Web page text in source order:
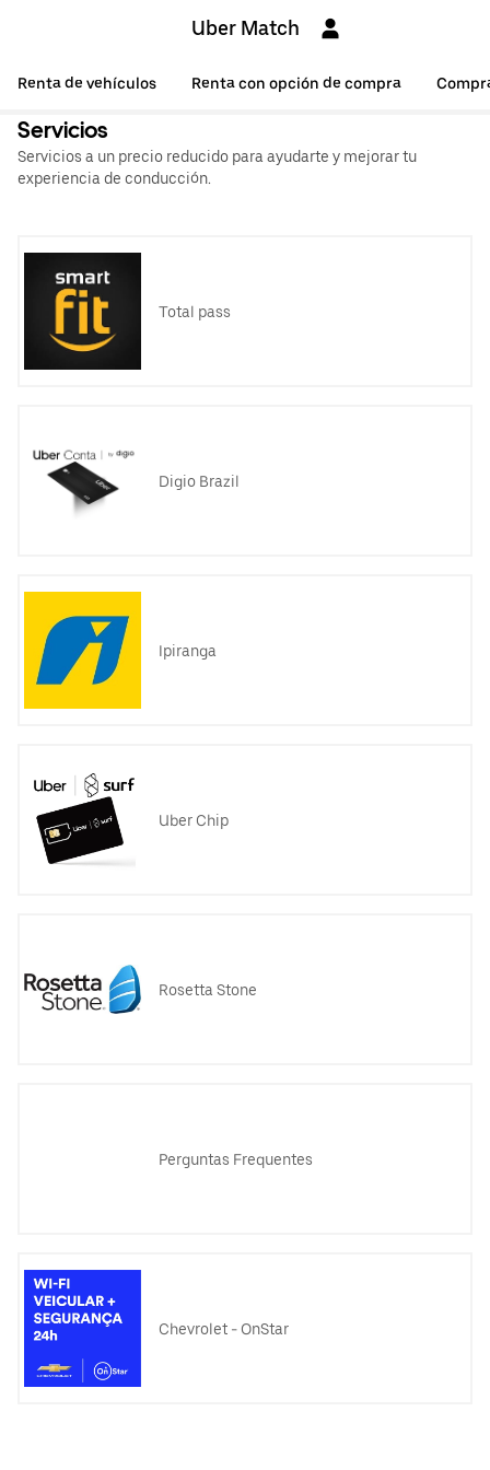
Uber Match
Renta de vehículos Renta con opción de compra
Servicios
Servicios a un precio reducido para ayudarte y mejorar tu
experiencia de conducción.
Total pass
Digio Brazil
Ipiranga
Uber Chip
Rosetta Stone
Perguntas Frequentes
Chevrolet - OnStar